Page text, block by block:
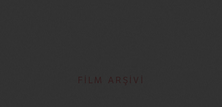
FİLM ARŞİVİ